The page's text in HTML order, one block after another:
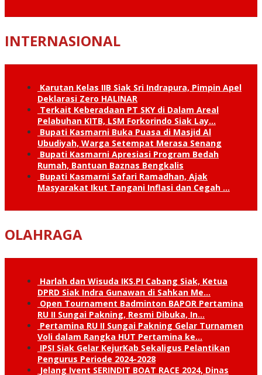
INTERNASIONAL
Karutan Kelas IIB Siak Sri Indrapura, Pimpin Apel
Deklarasi Zero HALINAR
Terkait Keberadaan PT SKY di Dalam Areal
Pelabuhan KITB, LSM Forkorindo Siak Lay…
Bupati Kasmarni Buka Puasa di Masjid Al
Ubudiyah, Warga Setempat Merasa Senang
Bupati Kasmarni Apresiasi Program Bedah
Rumah, Bantuan Baznas Bengkalis
Bupati Kasmarni Safari Ramadhan, Ajak
Masyarakat Ikut Tangani Inflasi dan Cegah …
OLAHRAGA
Harlah dan Wisuda IKS.PI Cabang Siak, Ketua
DPRD Siak Indra Gunawan di Sahkan Me…
Open Tournament Badminton BAPOR Pertamina
RU II Sungai Pakning, Resmi Dibuka, In…
Pertamina RU II Sungai Pakning Gelar Turnamen
Voli dalam Rangka HUT Pertamina ke…
IPSI Siak Gelar KejurKab Sekaligus Pelantikan
Pengurus Periode 2024-2028
Jelang Ivent SERINDIT BOAT RACE 2024, Dinas